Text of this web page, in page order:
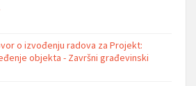
o izvođenju radova za Projekt:
objekta - Završni građevinski